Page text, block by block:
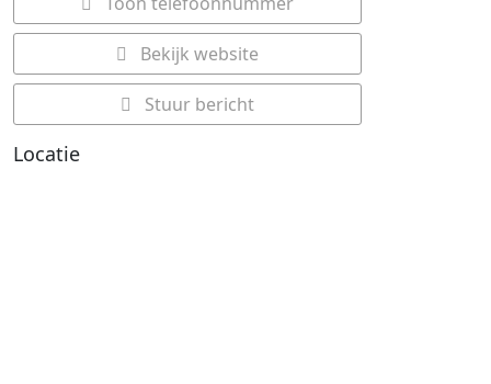
Bekijk website
Stuur bericht
Locatie